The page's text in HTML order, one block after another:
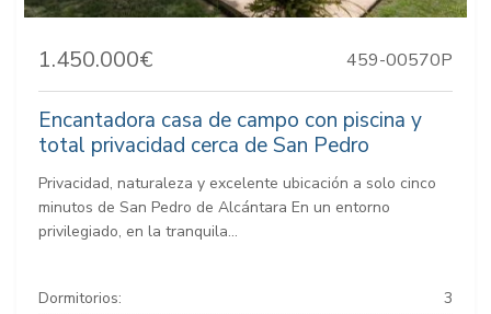
1.450.000€ 459-00570P
Encantadora casa de campo con piscina y
total privacidad cerca de San Pedro
Privacidad, naturaleza y excelente ubicación a solo cinco
minutos de San Pedro de Alcántara En un entorno
privilegiado, en la tranquila...
Dormitorios:
3